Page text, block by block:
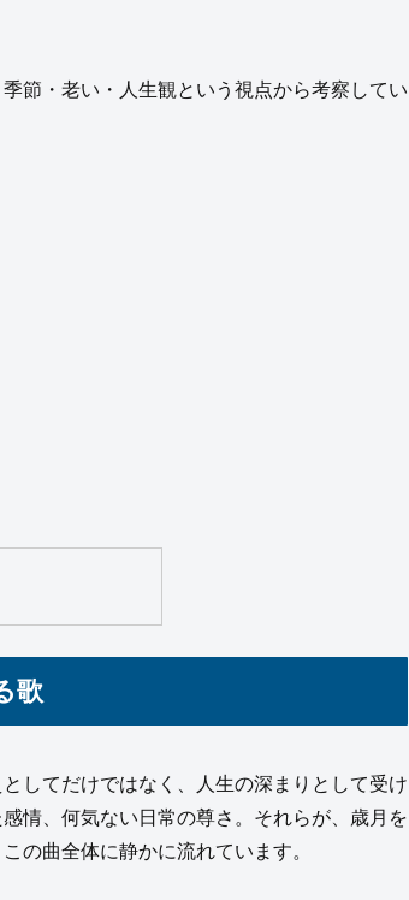
節・老い・人生観という視点から考察してい
歌
してだけではなく、人生の深まりとして受け
情、何気ない日常の尊さ。それらが、歳月を
の曲全体に静かに流れています。